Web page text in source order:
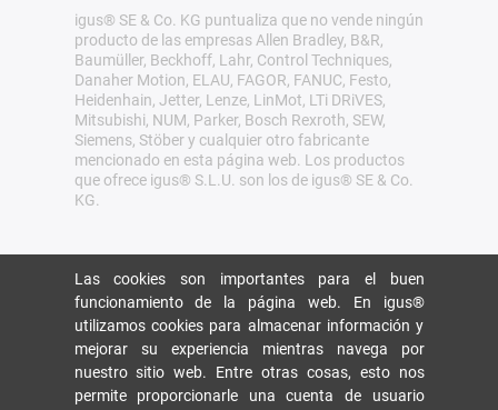
igus® SE & Co. KG puntualiza que no vende ningún
producto de las empresas Allen Bradley, B&R,
Baumüller, Beckhoff, Lahr, Control Techniques,
Danaher Motion, ELAU, FAGOR, FANUC, Festo,
Heidenhain, Jetter, Lenze, LinMot, LTi DRiVES,
Mitsubishi, NUM, Parker, Bosch Rexroth, SEW,
Siemens, Stöber y cualquier otro fabricante
mencionado en esta página web. Los productos
que ofrece igus® S.L.U. son los de igus® SE & Co.
KG.
Las cookies son importantes para el buen
funcionamiento de la página web. En igus®
utilizamos cookies para almacenar información y
mejorar su experiencia mientras navega por
nuestro sitio web. Entre otras cosas, esto nos
permite proporcionarle una cuenta de usuario